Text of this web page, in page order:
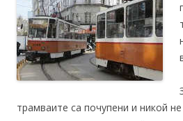
трамваите са почупени и никой